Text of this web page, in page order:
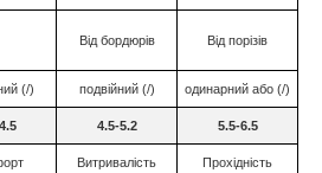
Від бордюрів Від порізів
(/) подвійний (/) одинарний або (/)
4.5-5.2 5.5-6.5
Витривалість Прохідність